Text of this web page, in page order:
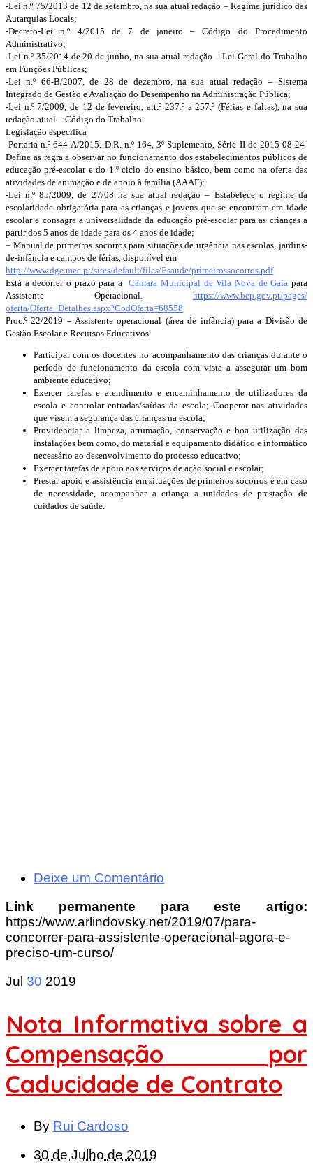
-Lei n.º 75/2013 de 12 de setembro, na sua atual redação – Regime jurídico das
Autarquias Locais;
-Decreto-Lei n.º 4/2015 de 7 de janeiro – Código do Procedimento
Administrativo;
-Lei n.º 35/2014 de 20 de junho, na sua atual redação – Lei Geral do Trabalho
em Funções Públicas;
-Lei n.º 66-B/2007, de 28 de dezembro, na sua atual redação – Sistema
Integrado de Gestão e Avaliação do Desempenho na Administração Pública;
-Lei n.º 7/2009, de 12 de fevereiro, art.º 237.º a 257.º (Férias e faltas), na sua
redação atual – Código do Trabalho.
Legislação específica
-Portaria n.º 644-A/2015. D.R. n.º 164, 3º Suplemento, Série II de 2015-08-24-
Define as regra a observar no funcionamento dos estabelecimentos públicos de
educação pré-escolar e do 1.º ciclo do ensino básico, bem como na oferta das
atividades de animação e de apoio à família (AAAF);
-Lei n.º 85/2009, de 27/08 na sua atual redação – Estabelece o regime da
escolaridade obrigatória para as crianças e jovens que se encontram em idade
escolar e consagra a universalidade da educação pré-escolar para as crianças a
partir dos 5 anos de idade para os 4 anos de idade;
– Manual de primeiros socorros para situações de urgência nas escolas, jardins-
de-infância e campos de férias, disponível em
http://www.dge.mec.pt/sites/default/files/Esaude/primeirossocorros.pdf
Está a decorrer o prazo para aCâmara Municipal de Vila Nova de Gaia para
Assistente Operacional. https://www.bep.gov.pt/pages/
oferta/Oferta_Detalhes.aspx?CodOferta=68558
Proc.º 22/2019 – Assistente operacional (área de infância) para a Divisão de
Gestão Escolar e Recursos Educativos:
Participar com os docentes no acompanhamento das crianças durante o
período de funcionamento da escola com vista a assegurar um bom
ambiente educativo;
Exercer tarefas e atendimento e encaminhamento de utilizadores da
escola e controlar entradas/saídas da escola; Cooperar nas atividades
que visem a segurança das crianças na escola;
Providenciar a limpeza, arrumação, conservação e boa utilização das
instalações bem como, do material e equipamento didático e informático
necessário ao desenvolvimento do processo educativo;
Exercer tarefas de apoio aos serviços de ação social e escolar;
Prestar apoio e assistência em situações de primeiros socorros e em caso
de necessidade, acompanhar a criança a unidades de prestação de
cuidados de saúde.
Deixe um Comentário
Link permanente para este artigo:
https://www.arlindovsky.net/2019/07/para-
concorrer-para-assistente-operacional-agora-e-
preciso-um-curso/
Jul 30 2019
Nota Informativa sobre a
Compensação por
Caducidade de Contrato
By Rui Cardoso
30 de Julho de 2019